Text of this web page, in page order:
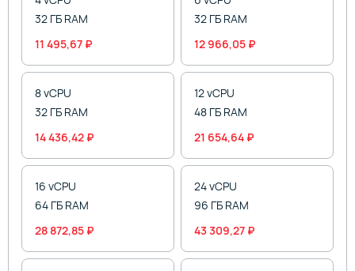
32 ГБ RAM
11 495,67 ₽
32 ГБ RAM
12 966,05 ₽
8 vCPU
32 ГБ RAM
14 436,42 ₽
12 vCPU
48 ГБ RAM
21 654,64 ₽
16 vCPU
64 ГБ RAM
28 872,85 ₽
24 vCPU
96 ГБ RAM
43 309,27 ₽